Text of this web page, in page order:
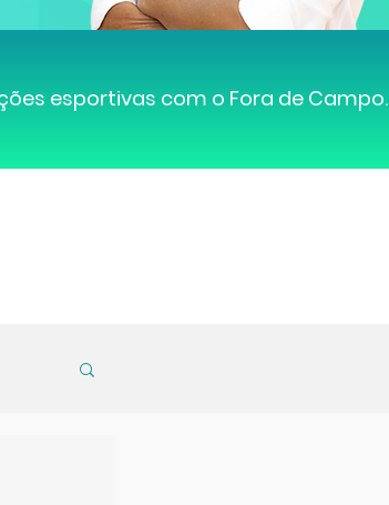
esportivas com o Fora de Campo.